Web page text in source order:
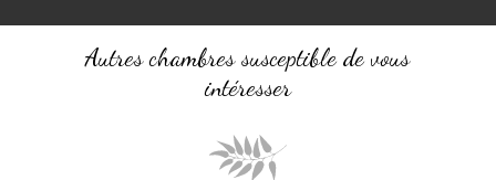
Autres chambres susceptible de vous
intéresser